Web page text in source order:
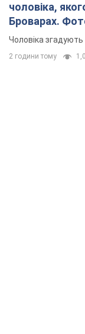
чоловіка,
Броварах.
Чоловіка
2 години тому